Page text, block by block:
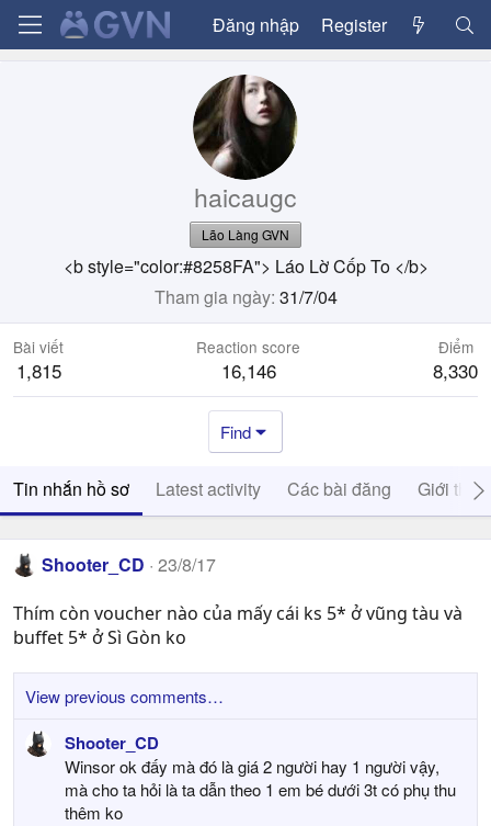
Đăng nhập Register
haicaugc
Lão Làng GVN
<b style="color:#8258FA"> Láo Lờ Cốp To </b>
Tham gia ngày 31/7/04
Bài viết
1,815
Reaction score
16,146
Điểm
8,330
Find
Tin nhắn hồ sơ Latest activity Các bài đăng Giới thiệu
Shooter_CD 23/8/17
Thím còn voucher nào của mấy cái ks 5* ở vũng tàu và
buffet 5* ở Sì Gòn ko
View previous comments…
Shooter_CD
Winsor ok đấy mà đó là giá 2 người hay 1 người vậy,
mà cho ta hỏi là ta dẫn theo 1 em bé dưới 3t có phụ thu
thêm ko